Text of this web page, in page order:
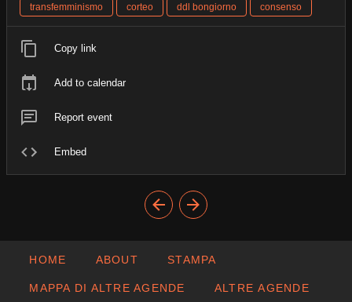
transfemminismo corteo ddl bongiorno consenso
Copy link
Add to calendar
Report event
Embed
HOME ABOUT STAMPA
MAPPA DI ALTRE AGENDE ALTRE AGENDE